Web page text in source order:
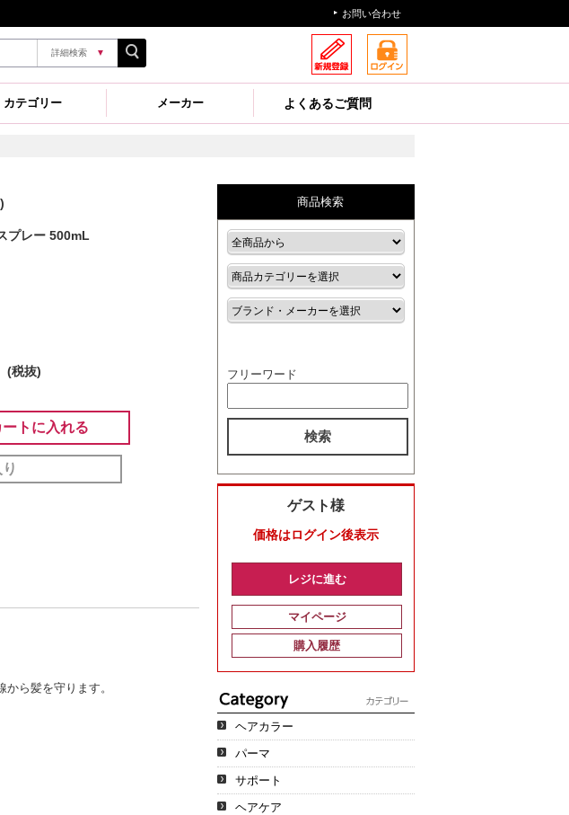
お問い合わせ
詳細検索 ▼
カテゴリー メーカー よくあるご質問
プレー 500mL
(税抜)
ートに入れる
ら髪を守ります。
商品検索
フリーワード
検索
ゲスト様
価格はログイン後表示
レジに進む
マイページ
購入履歴
ヘアカラー
パーマ
サポート
ヘアケア